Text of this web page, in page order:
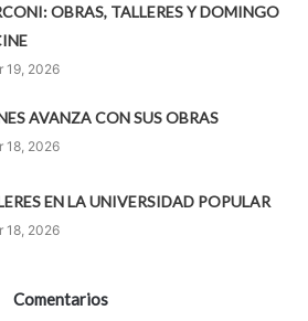
OBRAS, TALLERES Y DOMINGO
19, 2026
AVANZA CON SUS OBRAS
18, 2026
EN LA UNIVERSIDAD POPULAR
18, 2026
Comentarios